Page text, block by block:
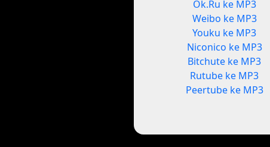
Ok.Ru ke MP3
Weibo ke MP3
Youku ke MP3
Niconico ke MP3
Bitchute ke MP3
Rutube ke MP3
Peertube ke MP3